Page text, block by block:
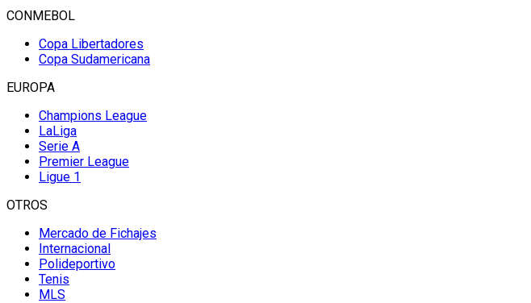
CONMEBOL
Copa Libertadores
Copa Sudamericana
EUROPA
Champions League
LaLiga
Serie A
Premier League
Ligue 1
OTROS
Mercado de Fichajes
Internacional
Polideportivo
Tenis
MLS